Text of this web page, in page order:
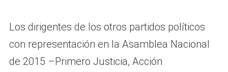
Los dirigentes de los otros partidos políticos
con representación en la Asamblea Nacional
de 2015 –Primero Justicia, Acción